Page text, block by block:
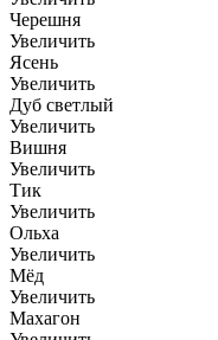
Черешня
Увеличить
Ясень
Увеличить
Дуб светлый
Увеличить
Вишня
Увеличить
Тик
Увеличить
Ольха
Увеличить
Мёд
Увеличить
Махагон